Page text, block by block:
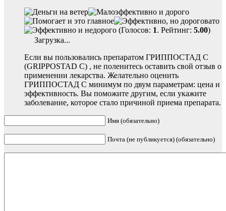
(Голосов: 1. Рейтинг: 5.00)
Загрузка...
Если вы пользовались препаратом ГРИППОСТАД С
(GRIPPOSTAD C) , не поленитесь оставить свой отзыв о
применении лекарства. Желательно оценить
ГРИППОСТАД С минимум по двум параметрам: цена и
эффективность. Вы поможите другим, если укажите
заболевание, которое стало причиной приема препарата.
Имя (обязательно)
Почта (не публикуется) (обязательно)